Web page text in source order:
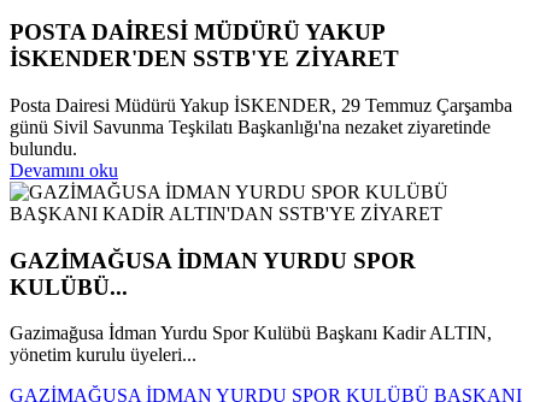
POSTA DAİRESİ MÜDÜRÜ YAKUP
İSKENDER'DEN SSTB'YE ZİYARET
Posta Dairesi Müdürü Yakup İSKENDER, 29 Temmuz Çarşamba
günü Sivil Savunma Teşkilatı Başkanlığı'na nezaket ziyaretinde
bulundu.
Devamını oku
GAZİMAĞUSA İDMAN YURDU SPOR
KULÜBÜ...
Gazimağusa İdman Yurdu Spor Kulübü Başkanı Kadir ALTIN,
yönetim kurulu üyeleri...
GAZİMAĞUSA İDMAN YURDU SPOR KULÜBÜ BAŞKANI